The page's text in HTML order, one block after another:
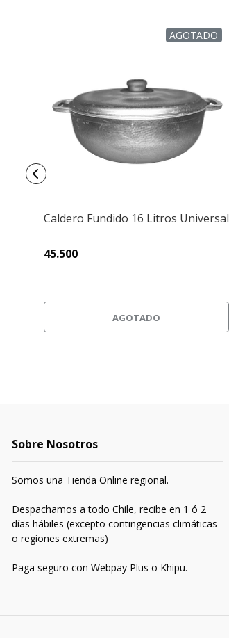
AGOTADO
Caldero Fundido 16 Litros Universal
45.500
AGOTADO
Sobre Nosotros
Somos una Tienda Online regional.
Despachamos a todo Chile, recibe en 1 ó 2
días hábiles (excepto contingencias climáticas
o regiones extremas)
Paga seguro con Webpay Plus o Khipu.